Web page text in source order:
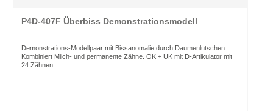
P4D-407F Überbiss Demonstrationsmodell
Demonstrations-Modellpaar mit Bissanomalie durch Daumenlutschen.
Kombiniert Milch- und permanente Zähne. OK + UK mit D-Artikulator mit
24 Zähnen